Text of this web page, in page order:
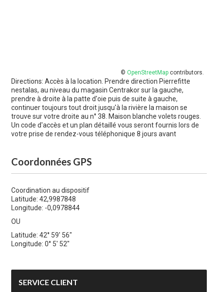
© OpenStreetMap contributors.
Directions: Accès à la location. Prendre direction Pierrefitte
nestalas, au niveau du magasin Centrakor sur la gauche,
prendre à droite à la patte d'oie puis de suite à gauche,
continuer toujours tout droit jusqu'à la rivière la maison se
trouve sur votre droite au n° 38. Maison blanche volets rouges.
Un code d'accès et un plan détaillé vous seront fournis lors de
votre prise de rendez-vous téléphonique 8 jours avant
Coordonnées GPS
Coordination au dispositif
Latitude: 42,9987848
Longitude: -0,0978844
OU
Latitude: 42° 59' 56"
Longitude: 0° 5' 52"
SERVICE CLIENT